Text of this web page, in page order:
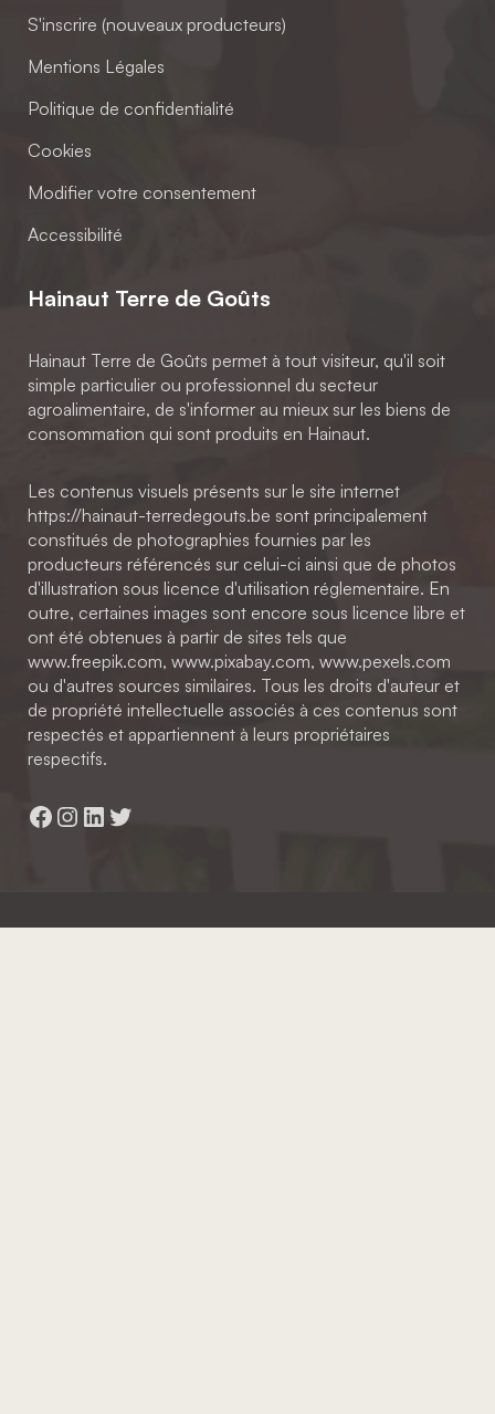
S'inscrire (nouveaux producteurs)
Mentions Légales
Politique de confidentialité
Cookies
Modifier votre consentement
Accessibilité
Hainaut Terre de Goûts
Hainaut Terre de Goûts permet à tout visiteur, qu'il soit
simple particulier ou professionnel du secteur
agroalimentaire, de s'informer au mieux sur les biens de
consommation qui sont produits en Hainaut.
Les contenus visuels présents sur le site internet
https://hainaut-terredegouts.be sont principalement
constitués de photographies fournies par les
producteurs référencés sur celui-ci ainsi que de photos
d'illustration sous licence d'utilisation réglementaire. En
outre, certaines images sont encore sous licence libre et
ont été obtenues à partir de sites tels que
www.freepik.com, www.pixabay.com, www.pexels.com
ou d'autres sources similaires. Tous les droits d'auteur et
de propriété intellectuelle associés à ces contenus sont
respectés et appartiennent à leurs propriétaires
respectifs.
Facebook
Instagram
LinkedIn
Twitter